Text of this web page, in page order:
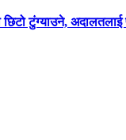
छिटो टुंग्याउने,